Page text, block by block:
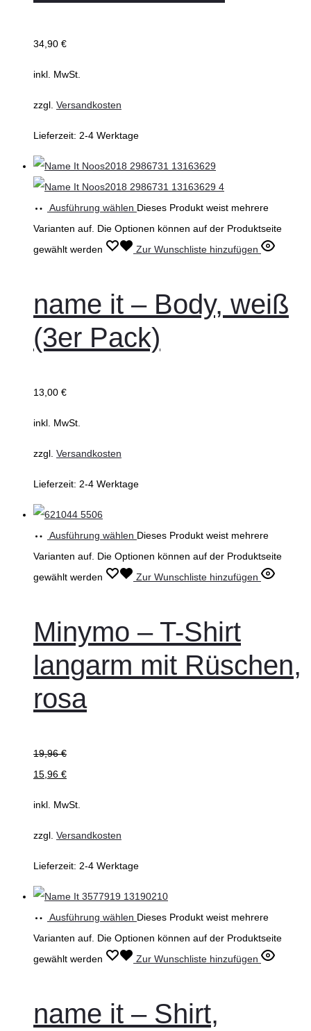
34,90 €
inkl. MwSt.
zzgl. Versandkosten
Lieferzeit: 2-4 Werktage
Ausführung wählen Dieses Produkt weist mehrere
Varianten auf. Die Optionen können auf der Produktseite
gewählt werden
Zur Wunschliste hinzufügen
name it – Body, weiß
(3er Pack)
13,00 €
inkl. MwSt.
zzgl. Versandkosten
Lieferzeit: 2-4 Werktage
Ausführung wählen Dieses Produkt weist mehrere
Varianten auf. Die Optionen können auf der Produktseite
gewählt werden
Zur Wunschliste hinzufügen
Minymo – T-Shirt
langarm mit Rüschen,
rosa
19,96€
15,96 €
inkl. MwSt.
zzgl. Versandkosten
Lieferzeit: 2-4 Werktage
Ausführung wählen Dieses Produkt weist mehrere
Varianten auf. Die Optionen können auf der Produktseite
gewählt werden
Zur Wunschliste hinzufügen
name it – Shirt,